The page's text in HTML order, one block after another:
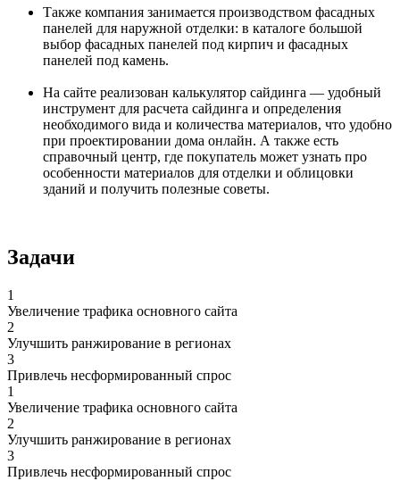
Также компания занимается производством фасадных
панелей для наружной отделки: в каталоге большой
выбор фасадных панелей под кирпич и фасадных
панелей под камень.
На сайте реализован калькулятор сайдинга — удобный
инструмент для расчета сайдинга и определения
необходимого вида и количества материалов, что удобно
при проектировании дома онлайн. А также есть
справочный центр, где покупатель может узнать про
особенности материалов для отделки и облицовки
зданий и получить полезные советы.
Задачи
1
Увеличение трафика основного сайта
2
Улучшить ранжирование в регионах
3
Привлечь несформированный спрос
1
Увеличение трафика основного сайта
2
Улучшить ранжирование в регионах
3
Привлечь несформированный спрос